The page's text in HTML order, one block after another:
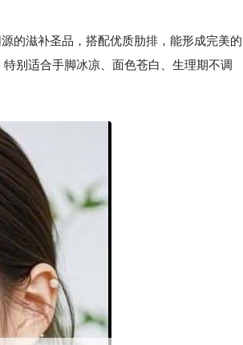
滋补圣品，搭配优质肋排，能形成完美的
别适合手脚冰凉、面色苍白、生理期不调